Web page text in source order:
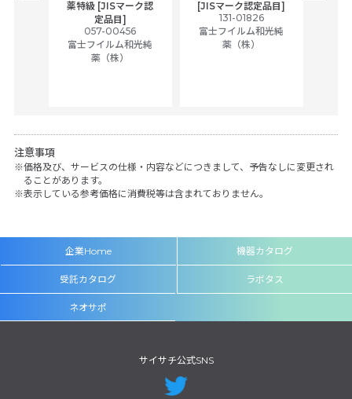
薬特級 [JISマーク認
定品目]
057-00456
富士フイルム和光純
薬（株）
[JISマーク認定品目]
131-01826
富士フイルム和光純
薬（株）
注意事項
価格及び、サービスの仕様・内容などにつきまして、予告なしに変更され
ることがあります。
表示している参考価格に消費税等は含まれておりません。
企業Home 機器カタログ
受託カタログ ラボタス
ネオサポ
サイサチ公式SNS